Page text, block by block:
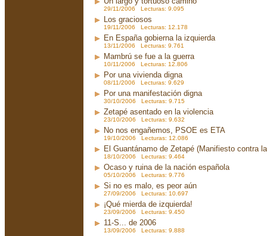
29/11/2006 Lecturas: 9.095
Los graciosos
19/11/2006 Lecturas: 12.178
En España gobierna la izquierda
13/11/2006 Lecturas: 9.761
Mambrú se fue a la guerra
10/11/2006 Lecturas: 12.806
Por una vivienda digna
08/11/2006 Lecturas: 9.629
Por una manifestación digna
30/10/2006 Lecturas: 9.715
Zetapé asentado en la violencia
23/10/2006 Lecturas: 9.632
No nos engañemos, PSOE es ETA
19/10/2006 Lecturas: 12.086
El Guantánamo de Zetapé (Manifiesto contra
18/10/2006 Lecturas: 9.464
Ocaso y ruina de la nación española
05/10/2006 Lecturas: 9.776
Si no es malo, es peor aún
27/09/2006 Lecturas: 10.697
¡Qué mierda de izquierda!
23/09/2006 Lecturas: 9.450
11-S... de 2006
13/09/2006 Lecturas: 9.888